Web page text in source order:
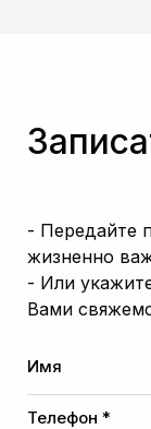
- Передайте
жизненно
- Или
Вами
Имя
Телефон *